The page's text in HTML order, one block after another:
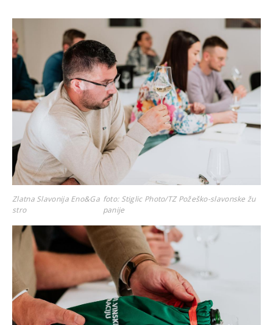
Zlatna Slavonija Eno&Ga
stro
foto: Stiglic Photo/TZ Požeško-slavonske žu
panije